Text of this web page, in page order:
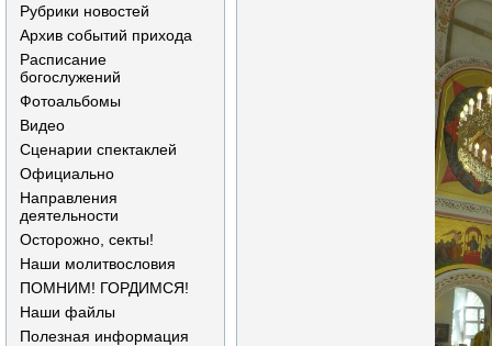
Рубрики новостей
Архив событий прихода
Расписание
богослужений
Фотоальбомы
Видео
Сценарии спектаклей
Официально
Направления
деятельности
Осторожно, секты!
Наши молитвословия
ПОМНИМ! ГОРДИМСЯ!
Наши файлы
Полезная информация